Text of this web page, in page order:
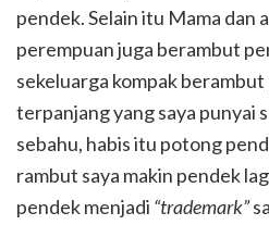
pendek. Selain itu Mama dan
perempuan juga berambut
sekeluarga kompak
terpanjang yang saya punyai
sebahu, habis itu potong
rambut saya makin pendek
pendek menjadi “trademark”